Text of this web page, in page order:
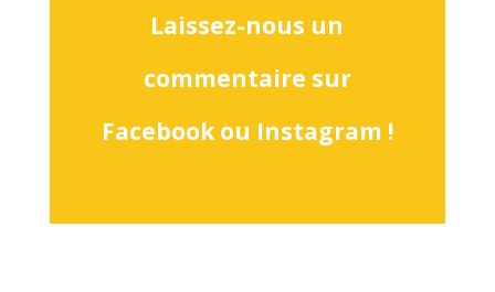
Laissez-nous un
commentaire sur
Facebook ou Instagram !